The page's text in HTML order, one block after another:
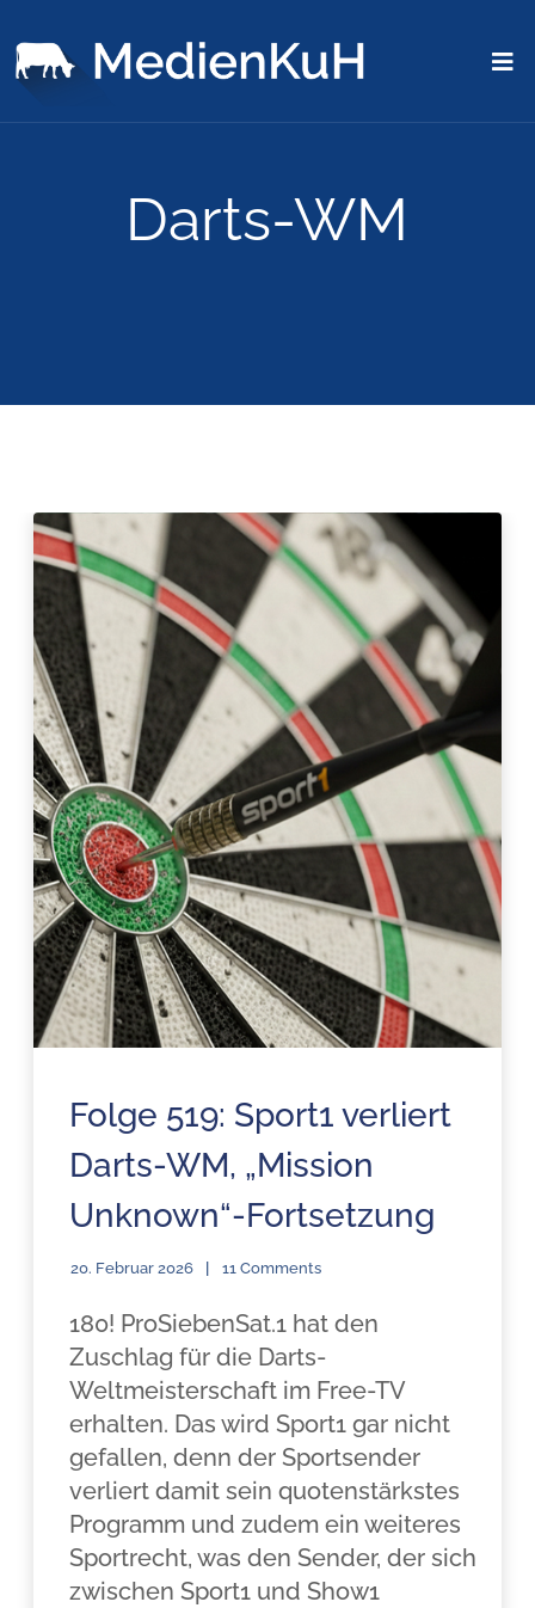
Darts-WM
Folge 519: Sport1 verliert
Darts-WM, „Mission
Unknown“-Fortsetzung
20. Februar 2026 11 Comments
180! ProSiebenSat.1 hat den
Zuschlag für die Darts-
Weltmeisterschaft im Free-TV
erhalten. Das wird Sport1 gar nicht
gefallen, denn der Sportsender
verliert damit sein quotenstärkstes
Programm und zudem ein weiteres
Sportrecht, was den Sender, der sich
zwischen Sport1 und Show1